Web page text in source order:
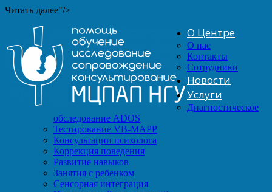
Читать далее"/>
О Центре
О нас
Контакты
Сотрудники
Новости
Услуги
Диагностическое
обследование ADOS
Тестирование VB-MAPP
Консультации психолога
Коррекция поведения
Развитие навыков
Занятия с ребенком
Сенсорная интеграция